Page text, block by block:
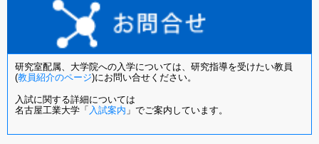
研究室配属、大学院への入学については、研究指導を受けたい教員
(教員紹介のページ)にお問い合せください。
入試に関する詳細については
名古屋工業大学「 入試案内 」でご案内しています。